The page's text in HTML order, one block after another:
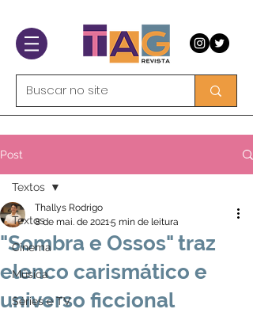
Post
Textos
Cinema
Música
Séries e TV
Textos
"Sombra e Ossos" traz
elenco carismático e
universo ficcional
Thallys Rodrigo
8 de mai. de 20215 min de leitura